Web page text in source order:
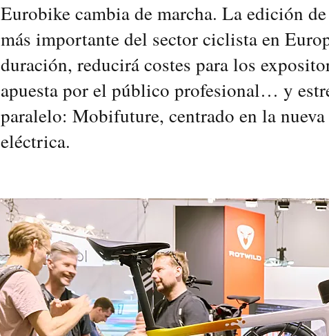
Eurobike cambia de marcha. La edición
más importante del sector ciclista en
duración, reducirá costes para los
apuesta por el público profesional… y
paralelo: Mobifuture, centrado en la
eléctrica.